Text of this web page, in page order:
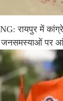
रायपुर में
पर